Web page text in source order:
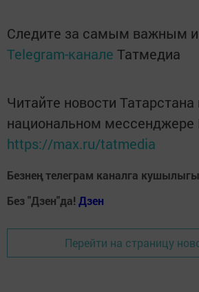
Следите за самым важным
Telegram-канале Татмедиа
Читайте новости Татарстана
национальном мессенджере
https://max.ru/tatmedia
Безнең телеграм каналга
Без "Дзен"да! Дзен
Перейти на страницу